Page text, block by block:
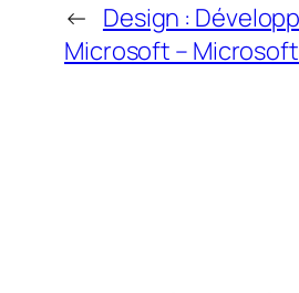
← Design :
Microsoft –